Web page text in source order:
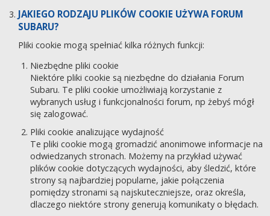
JAKIEGO RODZAJU PLIKÓW COOKIE UŻYWA FORUM
SUBARU?
Pliki cookie mogą spełniać kilka różnych funkcji:
Niezbędne pliki cookie
Niektóre pliki cookie są niezbędne do działania Forum
Subaru. Te pliki cookie umożliwiają korzystanie z
wybranych usług i funkcjonalności forum, np żebyś mógł
się zalogować.
Pliki cookie analizujące wydajność
Te pliki cookie mogą gromadzić anonimowe informacje na
odwiedzanych stronach. Możemy na przykład używać
plików cookie dotyczących wydajności, aby śledzić, które
strony są najbardziej popularne, jakie połączenia
pomiędzy stronami są najskuteczniejsze, oraz określa,
dlaczego niektóre strony generują komunikaty o błędach.